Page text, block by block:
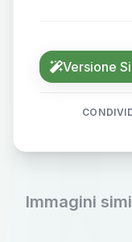
Versione
Immagini